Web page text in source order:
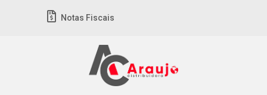
Notas Fiscais